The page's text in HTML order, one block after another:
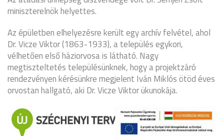
miniszterelnök helyettes.
Az épületben elhelyezésre került egy archív felvétel, ahol
Dr. Vicze Viktor (1863-1933), a település egykori,
vélhetően első háziorvosa is látható. Nagy
megtiszteltetés településünknek, hogy a projektzáró
rendezvényen kérésünkre megjelent Iván Miklós ötöd éves
orvostan hallgató, aki Dr. Vicze Viktor ükunokája.